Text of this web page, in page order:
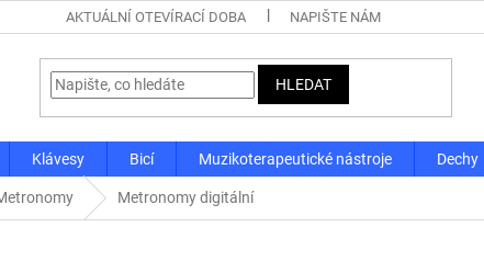
AKTUÁLNÍ OTEVÍRACÍ DOBA NAPIŠTE NÁM
HLEDAT
Klávesy Bicí Muzikoterapeutické nástroje Dechy
Metronomy digitální